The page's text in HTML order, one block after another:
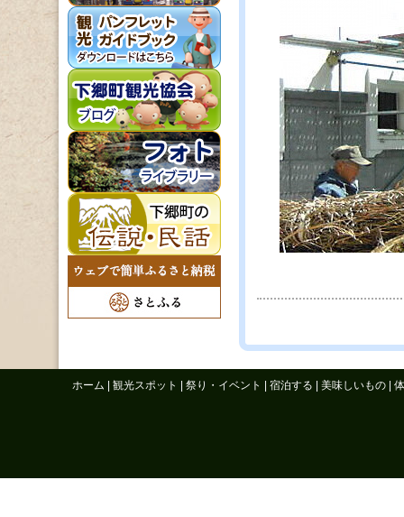
ホーム 観光スポット 祭り・イベント 宿泊する 美味しいもの